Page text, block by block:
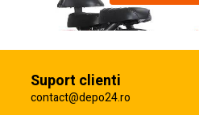
Suport clienti
contact@depo24.ro